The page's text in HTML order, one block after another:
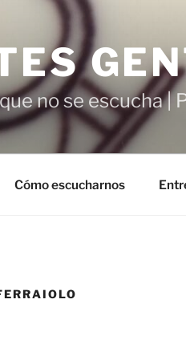
no se escucha |
Cómo escucharnos